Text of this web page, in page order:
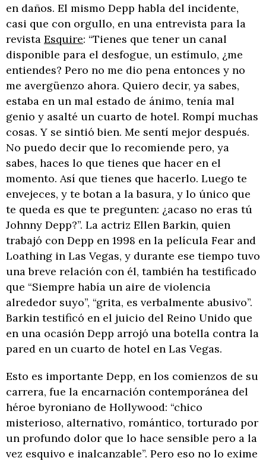
en daños. El mismo Depp habla del incidente,
casi que con orgullo, en una entrevista para la
revista Esquire: “Tienes que tener un canal
disponible para el desfogue, un estímulo, ¿me
entiendes? Pero no me dio pena entonces y no
me avergüenzo ahora. Quiero decir, ya sabes,
estaba en un mal estado de ánimo, tenía mal
genio y asalté un cuarto de hotel. Rompí muchas
cosas. Y se sintió bien. Me sentí mejor después.
No puedo decir que lo recomiende pero, ya
sabes, haces lo que tienes que hacer en el
momento. Así que tienes que hacerlo. Luego te
envejeces, y te botan a la basura, y lo único que
te queda es que te pregunten: ¿acaso no eras tú
Johnny Depp?”. La actriz Ellen Barkin, quien
trabajó con Depp en 1998 en la película Fear and
Loathing in Las Vegas, y durante ese tiempo tuvo
una breve relación con él, también ha testificado
que “Siempre había un aire de violencia
alrededor suyo”, “grita, es verbalmente abusivo”.
Barkin testificó en el juicio del Reino Unido que
en una ocasión Depp arrojó una botella contra la
pared en un cuarto de hotel en Las Vegas.
Esto es importante Depp, en los comienzos de su
carrera, fue la encarnación contemporánea del
héroe byroniano de Hollywood: “chico
misterioso, alternativo, romántico, torturado por
un profundo dolor que lo hace sensible pero a la
vez esquivo e inalcanzable”. Pero eso no lo exime